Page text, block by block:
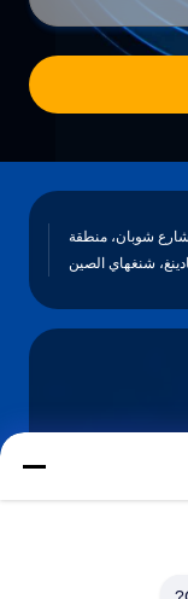
المصنع الشرقي، رقم 2009 شارع شوبان، منطقة
شنغهاي الصين